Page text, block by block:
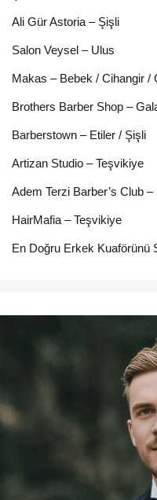
Ali Gür Astoria – Şişli
Salon Veysel – Ulus
Makas – Bebek / Cihangir /
Brothers Barber Shop –
Barberstown – Etiler / Şişli
Artizan Studio – Teşvikiye
Adem Terzi Barber’s Club –
HairMafia – Teşvikiye
En Doğru Erkek Kuaförünü